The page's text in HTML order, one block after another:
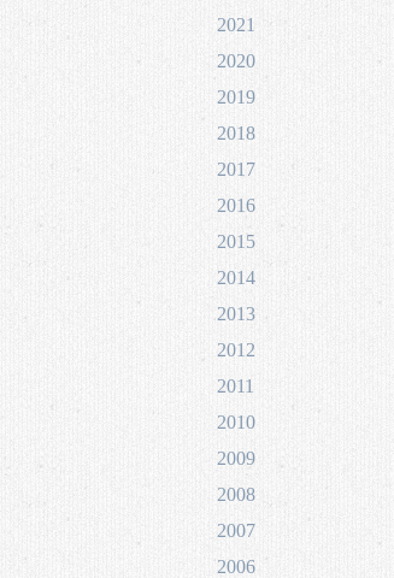
2021
2020
2019
2018
2017
2016
2015
2014
2013
2012
2011
2010
2009
2008
2007
2006